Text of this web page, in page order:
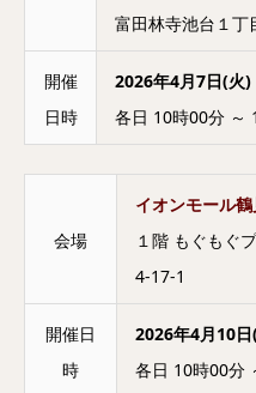
富田林寺池台１丁
開催
日時
2026年4月7日(火
各日 10時00分 ～
会場
イオンモール
１階 もぐもぐ
4-17-1
開催日
時
2026年4月10
各日 10時00分